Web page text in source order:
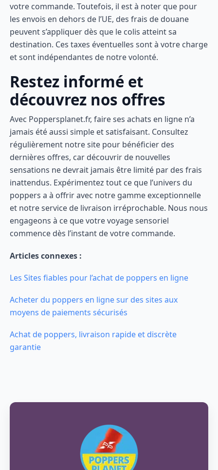
votre commande. Toutefois, il est à noter que pour
les envois en dehors de l’UE, des frais de douane
peuvent s’appliquer dès que le colis atteint sa
destination. Ces taxes éventuelles sont à votre charge
et sont indépendantes de notre volonté.
Restez informé et
découvrez nos offres
Avec Poppersplanet.fr, faire ses achats en ligne n’a
jamais été aussi simple et satisfaisant. Consultez
régulièrement notre site pour bénéficier des
dernières offres, car découvrir de nouvelles
sensations ne devrait jamais être limité par des frais
inattendus. Expérimentez tout ce que l’univers du
poppers a à offrir avec notre gamme exceptionnelle
et notre service de livraison irréprochable. Nous nous
engageons à ce que votre voyage sensoriel
commence dès l’instant de votre commande.
Articles connexes :
Les Sites fiables pour l’achat de poppers en ligne
Acheter du poppers en ligne sur des sites aux
moyens de paiements sécurisés
Achat de poppers, livraison rapide et discrète
garantie